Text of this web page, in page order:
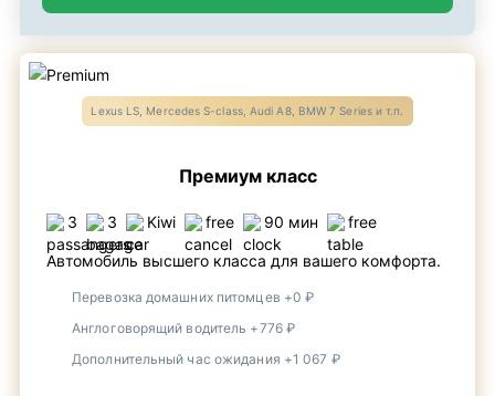
Lexus LS, Mercedes S-class, Audi A8, BMW 7 Series и т.п.
Премиум класс
3 3 Kiwi free 90 мин free
Автомобиль высшего класса для вашего комфорта.
Перевозка домашних питомцев +0 ₽
Англоговорящий водитель +776 ₽
Дополнительный час ожидания +1 067 ₽